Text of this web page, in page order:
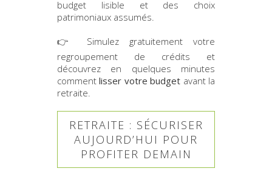
budget lisible et des choix
patrimoniaux assumés.
👉 Simulez gratuitement votre
regroupement de crédits et
découvrez en quelques minutes
commentlisser votre budget avant la
retraite.
RETRAITE : SÉCURISER
AUJOURD’HUI POUR
PROFITER DEMAIN